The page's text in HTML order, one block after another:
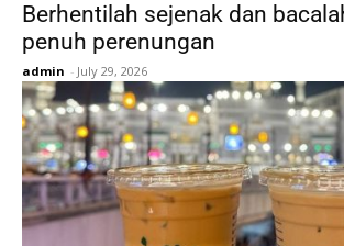
Berhentilah sejenak dan
penuh perenungan
admin - July 29, 2026